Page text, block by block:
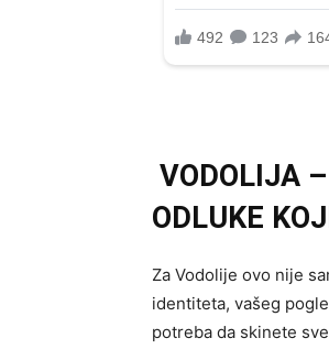
VODOLIJA
ODLUKE
Za Vodolije ovo nije
identiteta, vašeg
potreba da skinete